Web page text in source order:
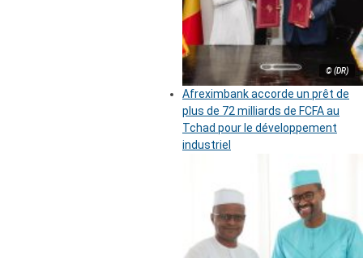
© (DR)
Afreximbank accorde un prêt de
plus de 72 milliards de FCFA au
Tchad pour le développement
industriel